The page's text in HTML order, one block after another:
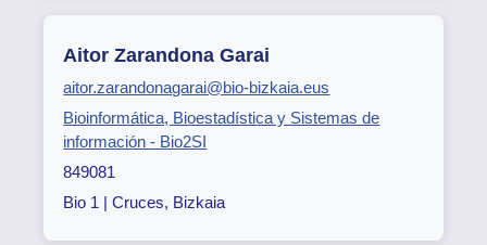
Aitor Zarandona Garai
aitor.zarandonagarai@bio-bizkaia.eus
Bioinformática, Bioestadística y Sistemas de
información - Bio2SI
849081
Bio 1 | Cruces, Bizkaia